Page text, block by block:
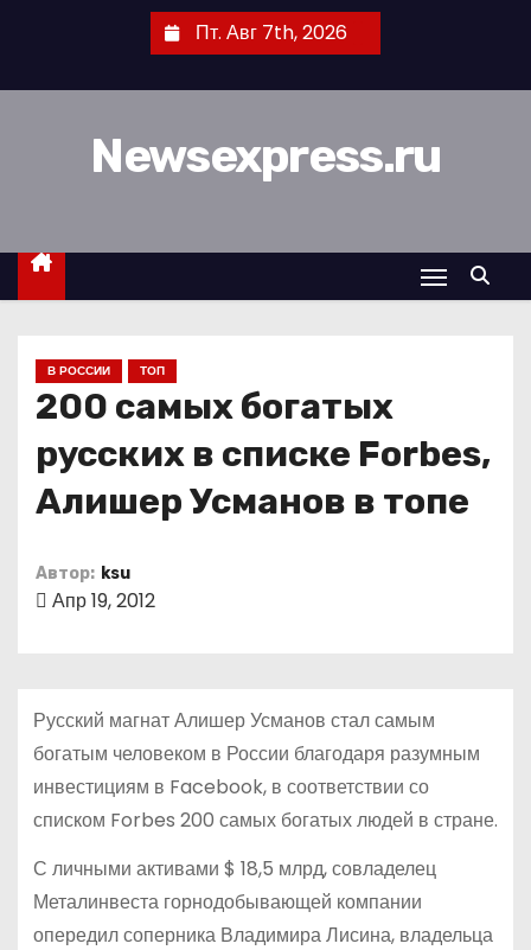
к
Пт. Авг 7th, 2026
Newsexpress.ru
В РОССИИ ТОП
200 самых богатых
русских в списке Forbes,
Алишер Усманов в топе
Автор: ksu
Апр 19, 2012
Русский магнат Алишер Усманов стал самым
богатым человеком в России благодаря разумным
инвестициям в Facebook, в соответствии со
списком Forbes 200 самых богатых людей в стране.
С личными активами $ 18,5 млрд, совладелец
Металинвеста горнодобывающей компании
опередил соперника Владимира Лисина, владельца